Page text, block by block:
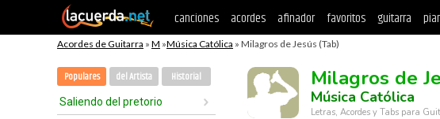
canciones acordes afinador favoritos guitarra
Acordes de Guitarra » M »Música Católica » Milagros de Jesús (Tab)
Populares del Artista Historial
Saliendo del pretorio
Milagros de
Música Católica
Letras, Acordes y Tabs para